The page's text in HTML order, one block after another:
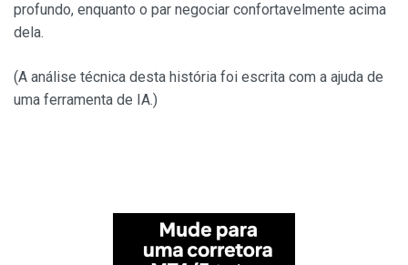
profundo, enquanto o par negociar confortavelmente acima
dela.
(A análise técnica desta história foi escrita com a ajuda de
uma ferramenta de IA.)